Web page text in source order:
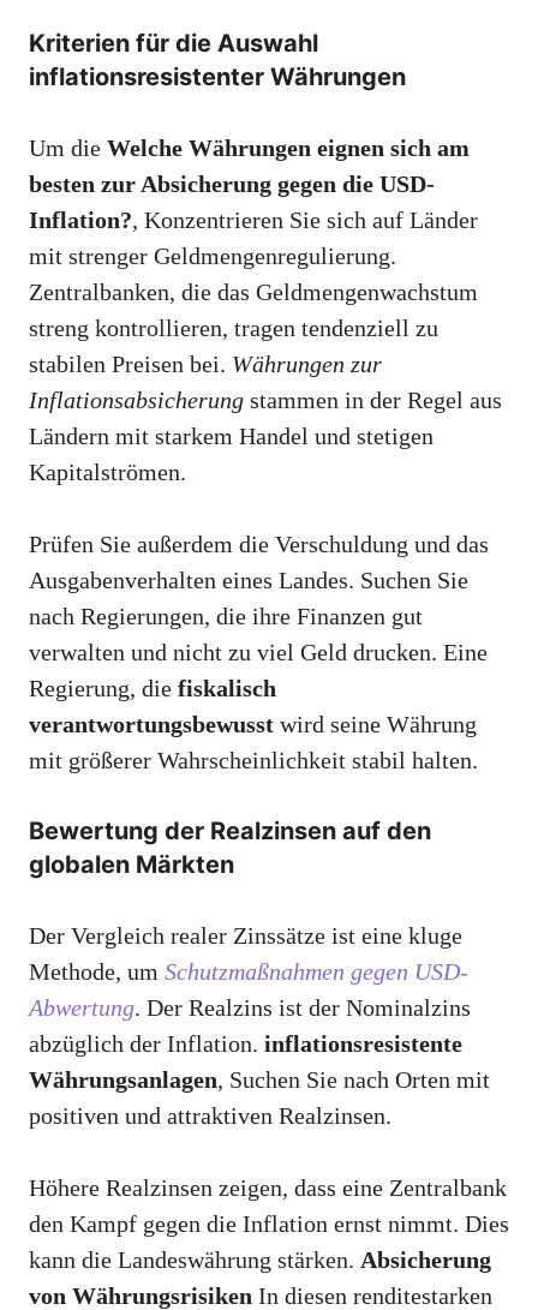
Kriterien für die Auswahl
inflationsresistenter Währungen
Um die Welche Währungen eignen sich am
besten zur Absicherung gegen die USD-
Inflation?, Konzentrieren Sie sich auf Länder
mit strenger Geldmengenregulierung.
Zentralbanken, die das Geldmengenwachstum
streng kontrollieren, tragen tendenziell zu
stabilen Preisen bei. Währungen zur
Inflationsabsicherung stammen in der Regel aus
Ländern mit starkem Handel und stetigen
Kapitalströmen.
Prüfen Sie außerdem die Verschuldung und das
Ausgabenverhalten eines Landes. Suchen Sie
nach Regierungen, die ihre Finanzen gut
verwalten und nicht zu viel Geld drucken. Eine
Regierung, die fiskalisch
verantwortungsbewusst wird seine Währung
mit größerer Wahrscheinlichkeit stabil halten.
Bewertung der Realzinsen auf den
globalen Märkten
Der Vergleich realer Zinssätze ist eine kluge
Methode, um Schutzmaßnahmen gegen USD-
Abwertung. Der Realzins ist der Nominalzins
abzüglich der Inflation. inflationsresistente
Währungsanlagen, Suchen Sie nach Orten mit
positiven und attraktiven Realzinsen.
Höhere Realzinsen zeigen, dass eine Zentralbank
den Kampf gegen die Inflation ernst nimmt. Dies
kann die Landeswährung stärken. Absicherung
von Währungsrisiken In diesen renditestarken